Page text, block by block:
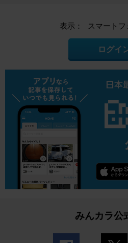
表示： スマートフ
ログイ
みんカラ公